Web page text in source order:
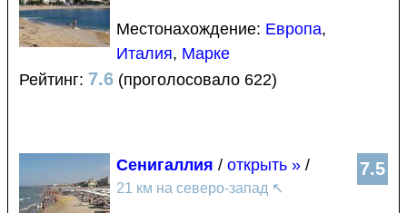
Местонахождение: Европа,
Италия, Марке
Рейтинг: 7.6 (проголосовало 622)
7.5
Сенигаллия / открыть » /
21 км на северо-запад ↖